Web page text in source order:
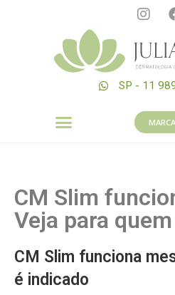
SP - 11
CM Slim
Veja para
CM Slim funciona
é indicado